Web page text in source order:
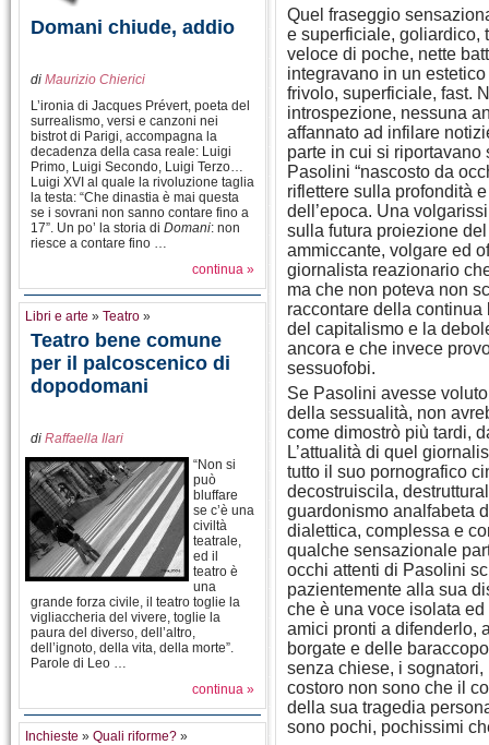
Domani chiude, addio
di Maurizio Chierici
L’ironia di Jacques Prévert, poeta del
surrealismo, versi e canzoni nei
bistrot di Parigi, accompagna la
decadenza della casa reale: Luigi
Primo, Luigi Secondo, Luigi Terzo…
Luigi XVI al quale la rivoluzione taglia
la testa: “Che dinastia è mai questa
se i sovrani non sanno contare fino a
17”. Un po’ la storia di Domani: non
riesce a contare fino …
continua »
Libri e arte » Teatro »
Teatro bene comune
per il palcoscenico di
dopodomani
di Raffaella Ilari
“Non si
può
bluffare
se c’è una
civiltà
teatrale,
ed il
teatro è
una
grande forza civile, il teatro toglie la
vigliaccheria del vivere, toglie la
paura del diverso, dell’altro,
dell’ignoto, della vita, della morte”.
Parole di Leo …
continua »
Inchieste » Quali riforme? »
Quel fraseggio
e superficiale, goliardico,
veloce di poche, nette
integravano in un
frivolo, superficiale, fast.
introspezione, nessuna
affannato ad infilare
parte in cui si
Pasolini “nascosto da
riflettere sulla profondità
dell’epoca. Una
sulla futura proiezione
ammiccante, volgare ed
giornalista reazionario
ma che non poteva non
raccontare della continua
del capitalismo e la
ancora e che invece
sessuofobi.
Se Pasolini avesse
della sessualità, non
come dimostrò più tardi,
L’attualità di quel
tutto il suo pornografico
decostruiscila,
guardonismo analfabeta
dialettica, complessa e
qualche sensazionale
occhi attenti di Pasolini
pazientemente alla sua
che è una voce isolata
amici pronti a difenderlo,
borgate e delle
senza chiese, i
costoro non sono che il
della sua tragedia
sono pochi, pochissimi